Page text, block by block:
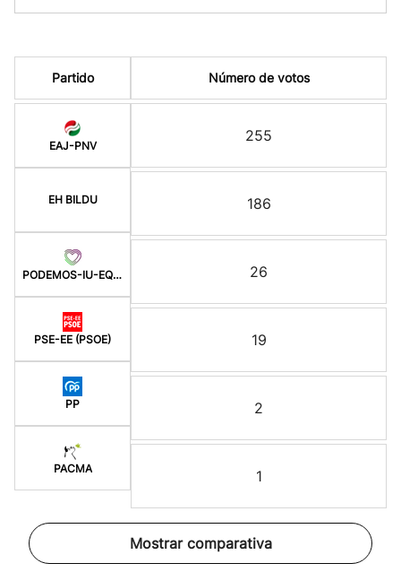
Partido
EAJ-PNV
EH BILDU
PODEMOS-IU-EQUO BERD
PSE-EE (PSOE)
PP
PACMA
Número de votos
255
186
26
19
2
1
Mostrar comparativa